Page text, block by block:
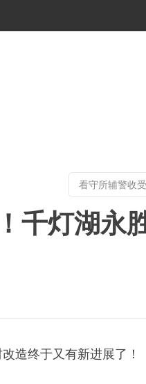
千灯湖永
造终于又有新进展了！